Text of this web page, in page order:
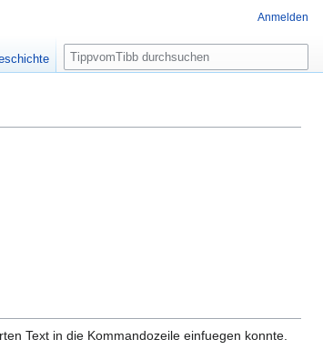
Text in die Kommandozeile einfuegen konnte.
Anmelden
S
u
e